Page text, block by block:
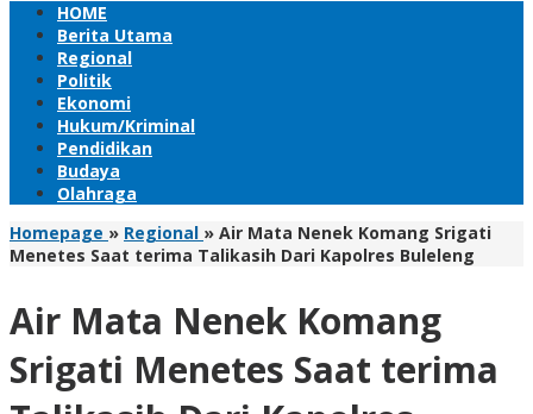
HOME
Berita Utama
Regional
Politik
Ekonomi
Hukum/Kriminal
Pendidikan
Budaya
Olahraga
Homepage » Regional » Air Mata Nenek Komang Srigati
Menetes Saat terima Talikasih Dari Kapolres Buleleng
Air Mata Nenek Komang
Srigati Menetes Saat terima